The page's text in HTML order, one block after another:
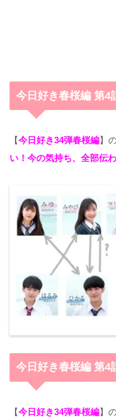
今日好き春桜編 第4
【今日好き34弾春桜編】
い！今の気持ち、全部伝
今日好き春桜編 第4
【今日好き34弾春桜編】